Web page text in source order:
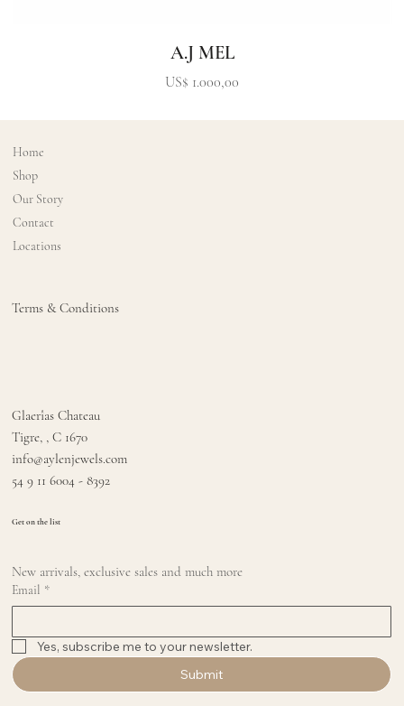
A.J MEL
Precio
US$ 1.000,00
Home
Shop
Our Story
Contact
Locations
Terms & Conditions
Glaerîas Chateau
Tigre, , C 1670
info@aylenjewels.com
54 9 11 6004 - 8392
Get on the list
New arrivals, exclusive sales and much more
Email *
Yes, subscribe me to your newsletter.
Submit